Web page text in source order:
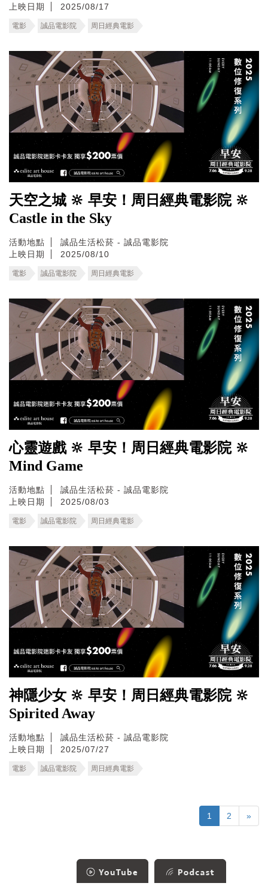
上映日期
2025/08/17
電影 誠品電影院 周日經典電影
天空之城 🔆 早安！周日經典電影院 🔆
Castle in the Sky
活動地點
誠品生活松菸 - 誠品電影院
上映日期
2025/08/10
電影 誠品電影院 周日經典電影
心靈遊戲 🔆 早安！周日經典電影院 🔆
Mind Game
活動地點
誠品生活松菸 - 誠品電影院
上映日期
2025/08/03
電影 誠品電影院 周日經典電影
神隱少女 🔆 早安！周日經典電影院 🔆
Spirited Away
活動地點
誠品生活松菸 - 誠品電影院
上映日期
2025/07/27
電影 誠品電影院 周日經典電影
1 2 »